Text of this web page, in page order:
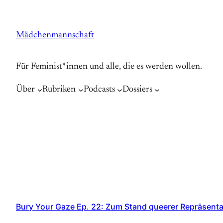
springen
Mädchenmannschaft
Für Feminist*innen und alle, die es werden wollen.
Über Rubriken Podcasts Dossiers
Bury Your Gaze Ep. 22: Zum Stand queerer